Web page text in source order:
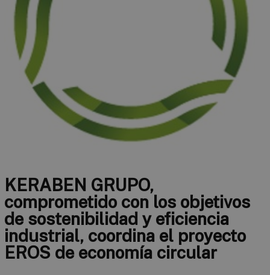
KERABEN GRUPO,
comprometido con los objetivos
de sostenibilidad y eficiencia
industrial, coordina el proyecto
EROS de economía circular